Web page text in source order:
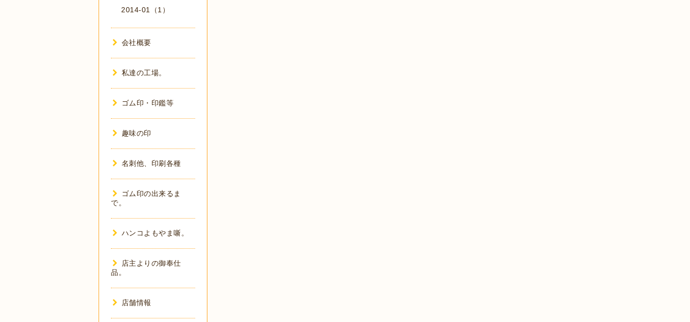
2014-01（1）
会社概要
私達の工場。
ゴム印・印鑑等
趣味の印
名刺他、印刷各種
ゴム印の出来るま
で。
ハンコよもやま噺。
店主よりの御奉仕
品。
店舗情報